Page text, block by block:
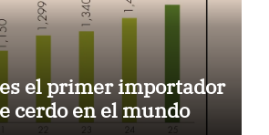
el primer importador
cerdo en el mundo